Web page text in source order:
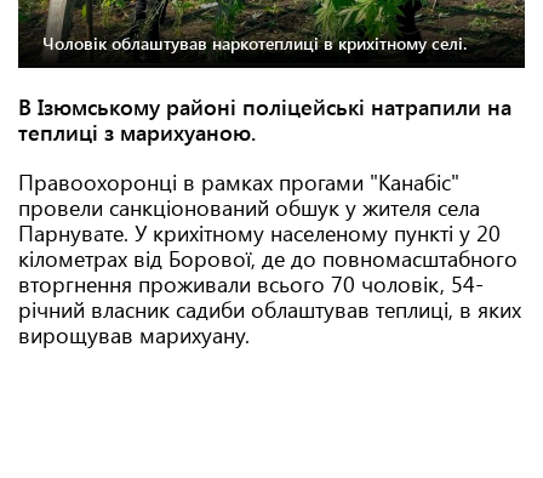
Чоловік облаштував наркотеплиці в крихітному селі.
В Ізюмському районі поліцейські натрапили на
теплиці з марихуаною.
Правоохоронці в рамках прогами "Канабіс"
провели санкціонований обшук у жителя села
Парнувате. У крихітному населеному пункті у 20
кілометрах від Борової, де до повномасштабного
вторгнення проживали всього 70 чоловік, 54-
річний власник садиби облаштував теплиці, в яких
вирощував марихуану.